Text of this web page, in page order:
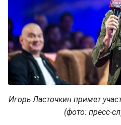
Игорь Ласточкин примет
(фото: пресс-